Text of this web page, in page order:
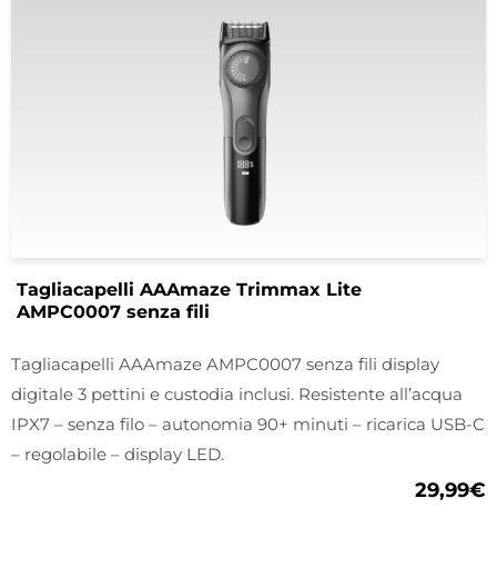
Tagliacapelli AAAmaze Trimmax Lite
AMPC0007 senza fili
Tagliacapelli AAAmaze AMPC0007 senza fili display
digitale 3 pettini e custodia inclusi. Resistente all’acqua
IPX7 – senza filo – autonomia 90+ minuti – ricarica USB-C
– regolabile – display LED.
29,99€